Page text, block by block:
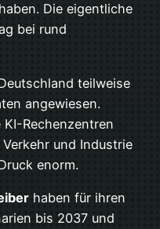
Die eigentliche
bei rund
teilweise
angewiesen.
Rechenzentren
und Industrie
enorm.
haben für ihren
bis 2037 und